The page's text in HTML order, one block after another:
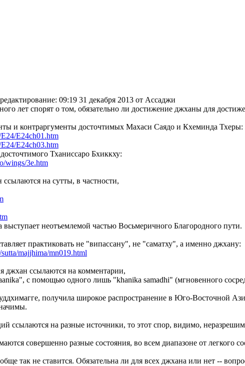
: 09:19 31 декабря 2013 от Ассаджи
лет спорят о том, обязательно ли достижение джханы для
и контраргументы досточтимых Махаси Саядо и Кхеминда Тхеры:
E24ch01.htm
E24ch03.htm
Тханиссаро Бхиккху:
wings/3e.htm
на сутты, в частности,
неотъемлемой частью Восьмеричного Благородного пути.
практиковать не "випассану", не "саматху", а именно джхану:
majjhima/mn019.html
джхан ссылаются на комментарии,
с помощью одного лишь "khanika samadhi" (мгновенного
получила широкое распространение в Юго-Восточной
ссылаются на разные источники, то этот спор, видимо,
совершенно разные состояния, во всем диапазоне от легкого
так не ставится. Обязательна ли для всех джхана или нет --